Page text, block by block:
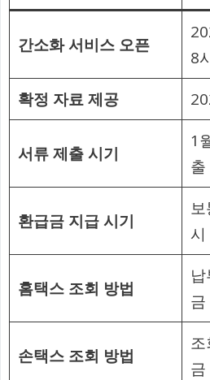
간소화 서비스 오픈
8
확정 자료 제공
서류 제출 시기
1
출
환급금 지급 시기
시
홈택스 조회 방법
금
손택스 조회 방법
금